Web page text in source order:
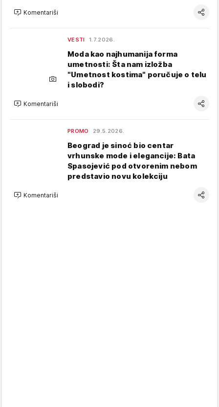
Komentariši
VESTI 1.7.2026.
Moda kao najhumanija forma
umetnosti: Šta nam izložba
"Umetnost kostima" poručuje o telu
i slobodi?
Komentariši
PROMO 29.5.2026.
Beograd je sinoć bio centar
vrhunske mode i elegancije: Bata
Spasojević pod otvorenim nebom
predstavio novu kolekciju
Komentariši